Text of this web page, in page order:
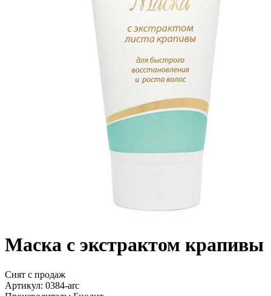
Маска с экстрактом крапивы
Снят с продаж
Артикул: 0384-arc